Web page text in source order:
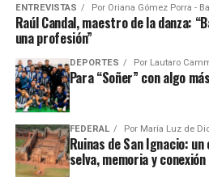
ENTREVISTAS Por Oriana Gómez Porra -
Raúl Candal, maestro de la danza:
una profesión”
DEPORTES Por Lautaro
Para “Soñer” con algo más
FEDERAL Por María Luz de
Ruinas de San Ignacio:
selva, memoria y conexión